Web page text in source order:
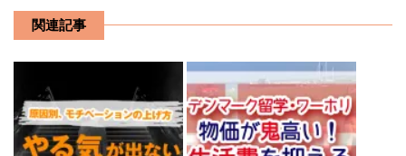
関連記事